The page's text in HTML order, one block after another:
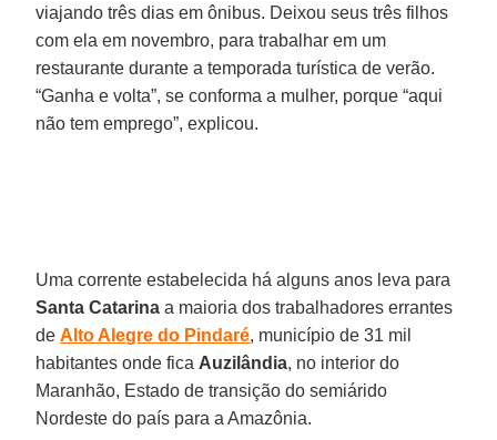
viajando três dias em ônibus. Deixou seus três filhos
com ela em novembro, para trabalhar em um
restaurante durante a temporada turística de verão.
“Ganha e volta”, se conforma a mulher, porque “aqui
não tem emprego”, explicou.
Uma corrente estabelecida há alguns anos leva para
Santa Catarina a maioria dos trabalhadores errantes
deAlto Alegre do Pindaré, município de 31 mil
habitantes onde fica Auzilândia, no interior do
Maranhão, Estado de transição do semiárido
Nordeste do país para a Amazônia.